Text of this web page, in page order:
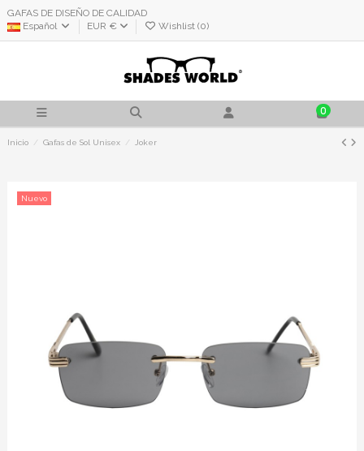
GAFAS DE DISEÑO DE CALIDAD
Español
EUR € Wishlist (0)
0
Inicio Gafas de Sol Unisex Joker
Nuevo